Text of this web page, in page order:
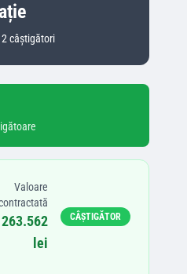
2 câștigători
Valoare
263.562
lei
CÂȘTIGĂTOR